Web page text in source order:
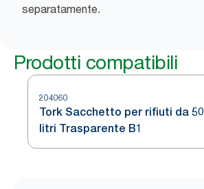
separatamente.
Prodotti compatibili
204060
Tork Sacchetto per rifiuti da 50
litri Trasparente B1